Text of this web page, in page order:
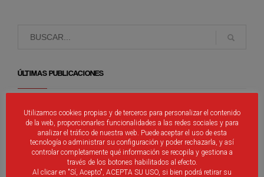
ÚLTIMAS PUBLICACIONES
Cierre de Fénix
Utilizamos cookies propias y de terceros para personalizar el contenido
de la web, proporcionarles funcionalidades a las redes sociales y para
analizar el tráfico de nuestra web. Puede aceptar el uso de esta
tecnología o administrar su configuración y poder rechazarla, y así
controlar completamente qué información se recopila y gestiona a
través de los botones habilitados al efecto.
Al clicar en "Sí, Acepto", ACEPTA SU USO, si bien podrá retirar su